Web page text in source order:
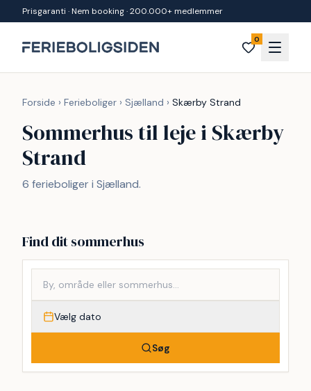
Spring til indhold
Prisgaranti · Nem booking · 200.000+ medlemmer
0
Forside › Ferieboliger › Sjælland › Skærby Strand
Sommerhus til leje i Skærby
Strand
6 ferieboliger i Sjælland.
Find dit sommerhus
Vælg dato
Søg